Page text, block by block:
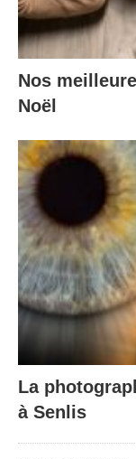
Nos
Noël
La
à Senlis